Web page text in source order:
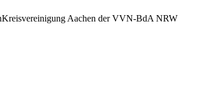
Kreisvereinigung Aachen der VVN-BdA NRW